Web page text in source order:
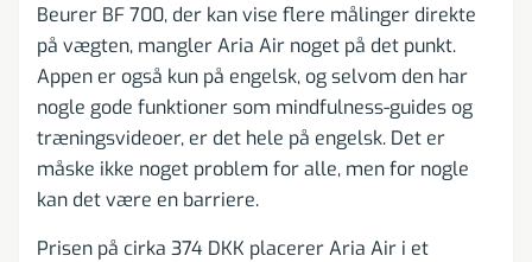
Beurer BF 700, der kan vise flere målinger direkte
på vægten, mangler Aria Air noget på det punkt.
Appen er også kun på engelsk, og selvom den har
nogle gode funktioner som mindfulness-guides og
træningsvideoer, er det hele på engelsk. Det er
måske ikke noget problem for alle, men for nogle
kan det være en barriere.
Prisen på cirka 374 DKK placerer Aria Air i et